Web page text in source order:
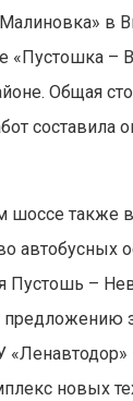
в
«Пустошка –
Общая
составила
шоссе также
автобусных
Пустошь –
«Ленавтодор»
новых